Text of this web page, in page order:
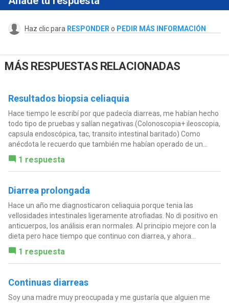
Haz clic para RESPONDER o PEDIR MÁS INFORMACIÓN
MÁS RESPUESTAS RELACIONADAS
Resultados biopsia celiaquia
Hace tiempo le escribí por que padecía diarreas, me habían hecho
todo tipo de pruebas y salían negativas.(Colonoscopia+ ileoscopia,
capsula endoscópica, tac, transito intestinal baritado) Como
anécdota le recuerdo que también me habían operado de un...
1 respuesta
Diarrea prolongada
Hace un año me diagnosticaron celiaquia porque tenia las
vellosidades intestinales ligeramente atrofiadas. No di positivo en
anticuerpos, los análisis eran normales. Al principio mejore con la
dieta pero hace tiempo que continuo con diarrea, y ahora...
1 respuesta
Continuas diarreas
Soy una madre muy preocupada y me gustaría que alguien me